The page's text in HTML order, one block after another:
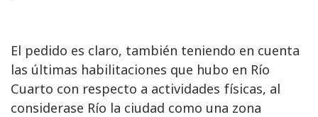
El pedido es claro, también teniendo en cuenta
las últimas habilitaciones que hubo en Río
Cuarto con respecto a actividades físicas, al
considerase Río la ciudad como una zona